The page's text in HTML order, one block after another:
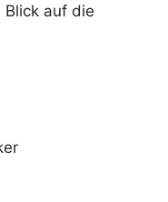
auf die